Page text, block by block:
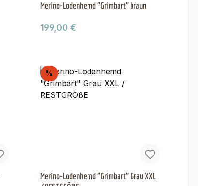
Merino-Lodenhemd "Grimbart" braun
Regulärer Preis:
199,00 €
% Rabatt
Merino-Lodenhemd "Grimbart" Grau XXL